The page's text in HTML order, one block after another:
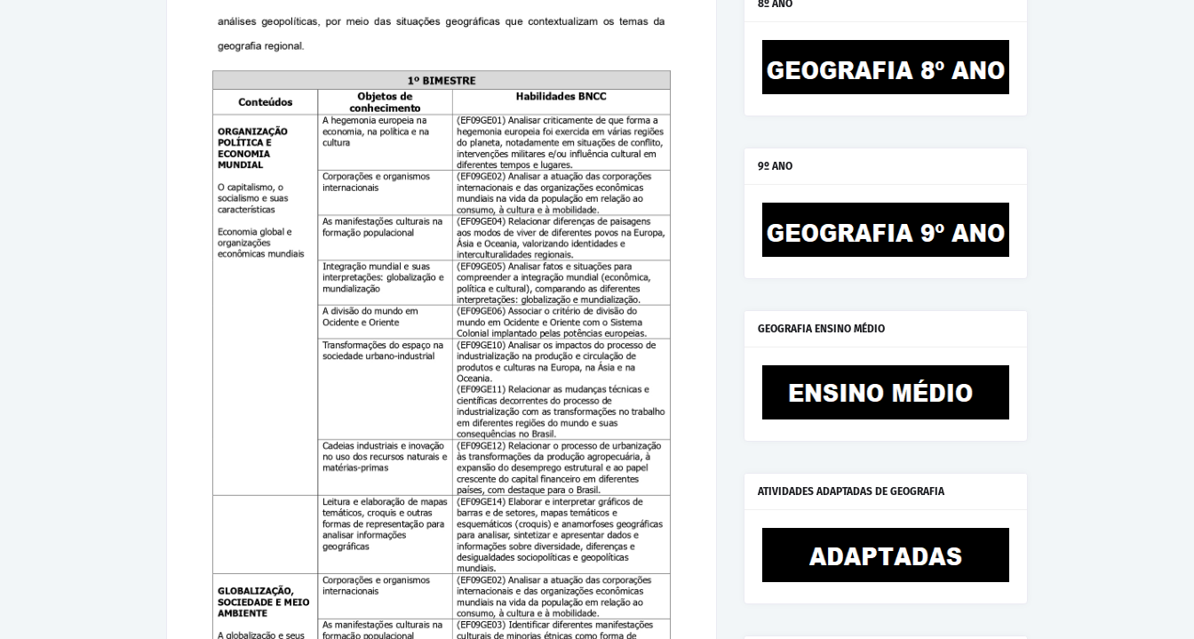
8º ANO
9º ANO
GEOGRAFIA ENSINO MÉDIO
ATIVIDADES ADAPTADAS DE GEOGRAFIA